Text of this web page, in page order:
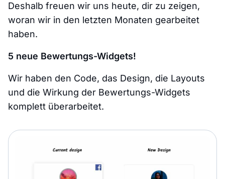
Deshalb freuen wir uns heute, dir zu zeigen,
woran wir in den letzten Monaten gearbeitet
haben.
5 neue Bewertungs-Widgets!
Wir haben den Code, das Design, die Layouts
und die Wirkung der Bewertungs-Widgets
komplett überarbeitet.